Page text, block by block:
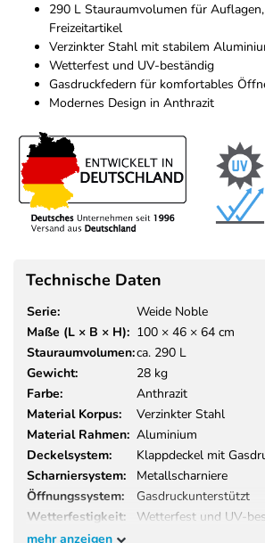
290 L Stauraumvolumen für
Freizeitartikel
Verzinkter Stahl mit stabilem
Wetterfest und UV-beständig
Gasdruckfedern für komfortables
Modernes Design in Anthrazit
Technische Daten
Serie:
Weide Noble
Maße (L × B × H): 100 × 46 × 64 cm
Stauraumvolumen:ca. 290 L
Gewicht:
28 kg
Farbe:
Anthrazit
Material Korpus:
Verzinkter Stahl
Material Rahmen: Aluminium
Deckelsystem:
Klappdeckel mit
Scharniersystem:
Metallscharniere
Öffnungssystem:
Gasdruckunterstützt
Wetterfestigkeit:
Wetterfest und UV-
Einsatzbereich:
mehr anzeigen